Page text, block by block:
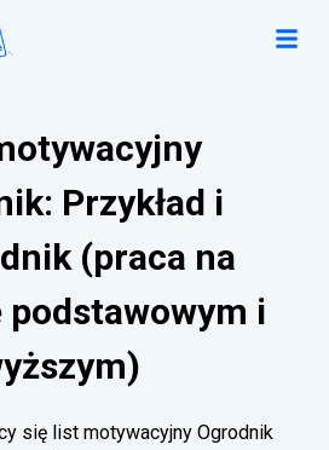
Przykład i
(praca na
podstawowym i
się list motywacyjny Ogrodnik